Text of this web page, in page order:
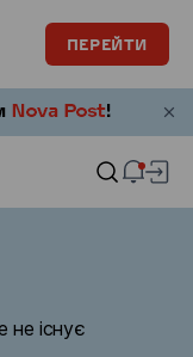
ПЕРЕЙТИ
не існує